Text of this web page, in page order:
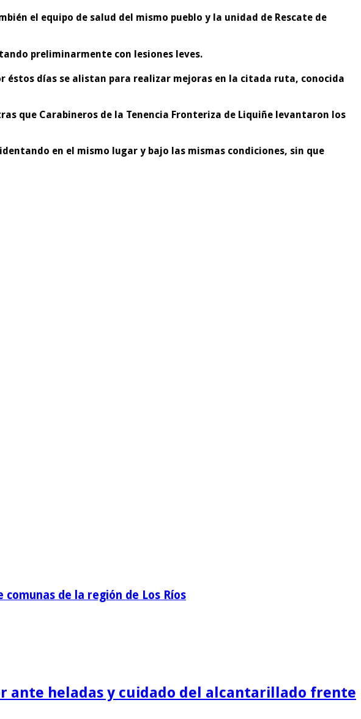
el equipo de salud del mismo pueblo y la unidad de Rescate de
preliminarmente con lesiones leves.
éstos días se alistan para realizar mejoras en la citada ruta, conocida
que Carabineros de la Tenencia Fronteriza de Liquiñe levantaron los
en el mismo lugar y bajo las mismas condiciones, sin que
de la región de Los Ríos
ante heladas y cuidado del alcantarillado frente